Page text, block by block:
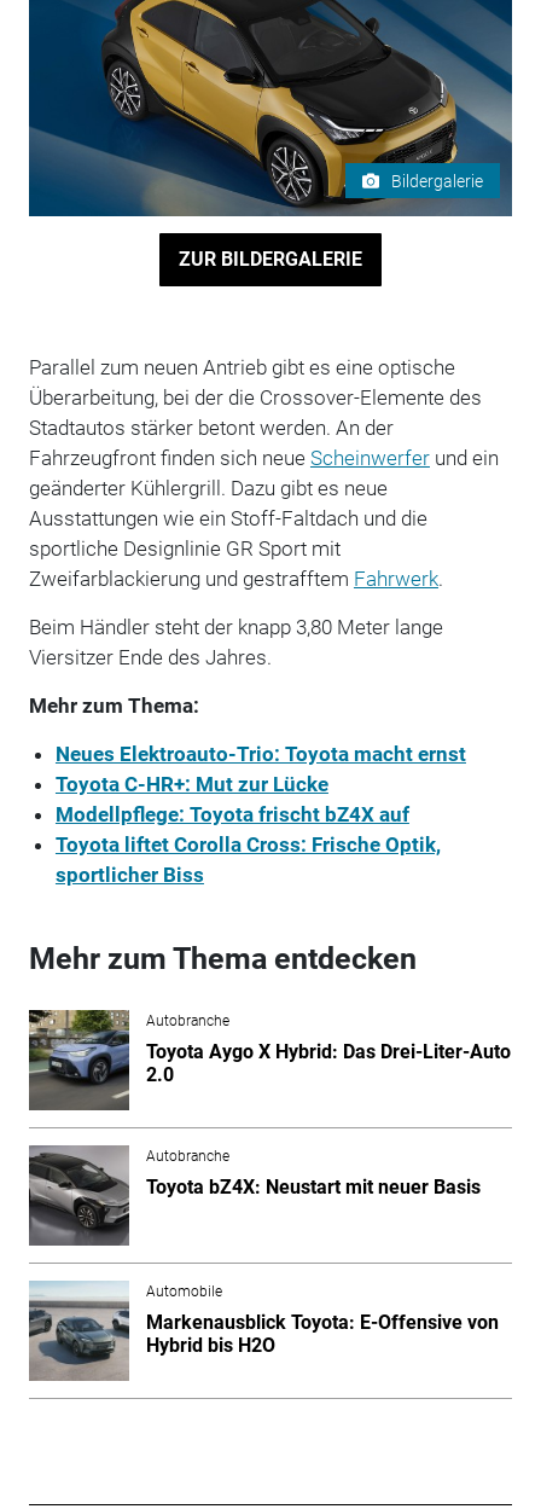
Bildergalerie
ZUR BILDERGALERIE
Parallel zum neuen Antrieb gibt es eine optische
Überarbeitung, bei der die Crossover-Elemente des
Stadtautos stärker betont werden. An der
Fahrzeugfront finden sich neue Scheinwerferund ein
geänderter Kühlergrill. Dazu gibt es neue
Ausstattungen wie ein Stoff-Faltdach und die
sportliche Designlinie GR Sport mit
Zweifarblackierung und gestrafftem Fahrwerk.
Beim Händler steht der knapp 3,80 Meter lange
Viersitzer Ende des Jahres.
Mehr zum Thema:
Neues Elektroauto-Trio: Toyota macht ernst
Toyota C-HR+: Mut zur Lücke
Modellpflege: Toyota frischt bZ4X auf
Toyota liftet Corolla Cross: Frische Optik,
sportlicher Biss
Mehr zum Thema entdecken
Autobranche
Toyota Aygo X Hybrid: Das Drei-Liter-Auto
2.0
Autobranche
Toyota bZ4X: Neustart mit neuer Basis
Automobile
Markenausblick Toyota: E-Offensive von
Hybrid bis H2O